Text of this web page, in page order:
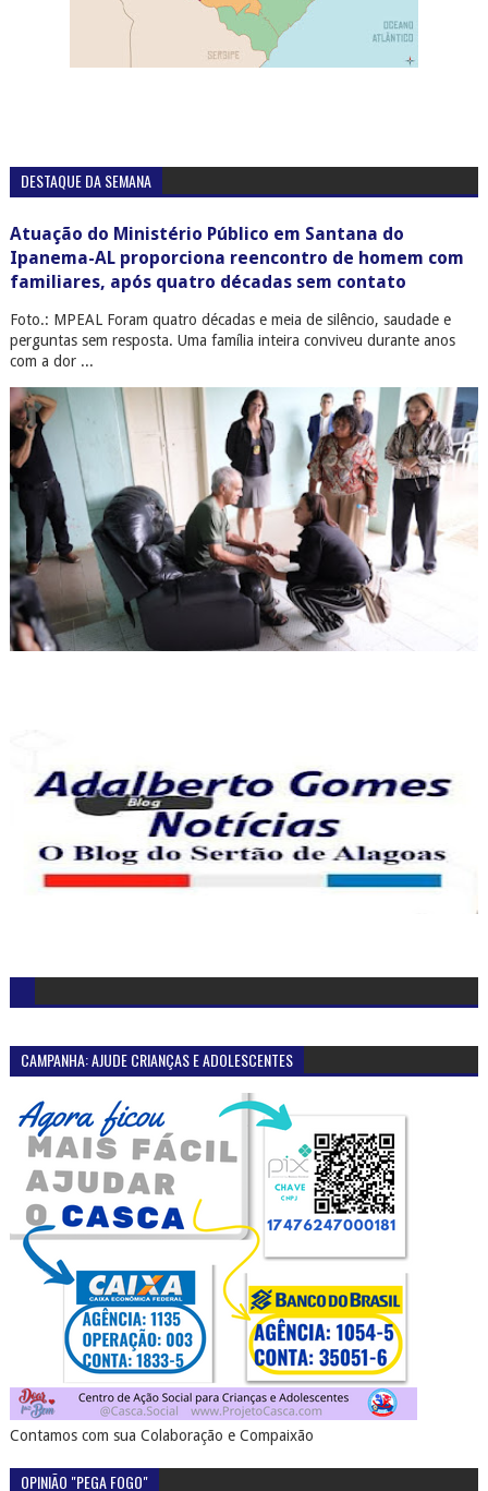
DESTAQUE DA SEMANA
Atuação do Ministério Público em Santana do
Ipanema-AL proporciona reencontro de homem com
familiares, após quatro décadas sem contato
Foto.: MPEAL Foram quatro décadas e meia de silêncio, saudade e
perguntas sem resposta. Uma família inteira conviveu durante anos
com a dor ...
CAMPANHA: AJUDE CRIANÇAS E ADOLESCENTES
Contamos com sua Colaboração e Compaixão
OPINIÃO "PEGA FOGO"